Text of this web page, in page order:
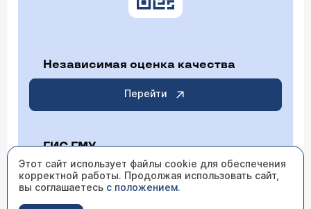
Независимая оценка качества
Перейти
ГИС ГМУ
Перейти
Этот сайт использует файлы cookie для обеспечения
корректной работы. Продолжая использовать сайт,
вы соглашаетесь с положением.